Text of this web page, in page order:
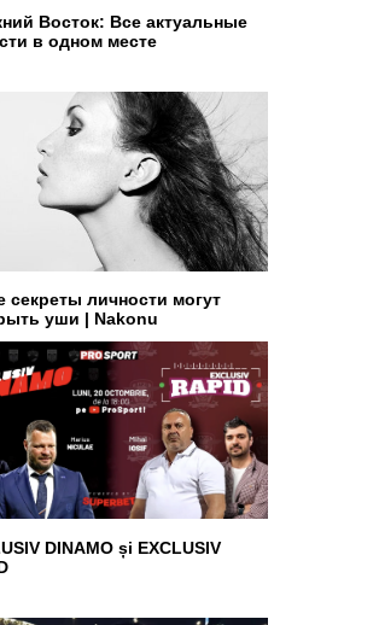
Восток: Все актуальные
в одном месте
секреты личности могут
уши | Nakonu
DINAMO și EXCLUSIV